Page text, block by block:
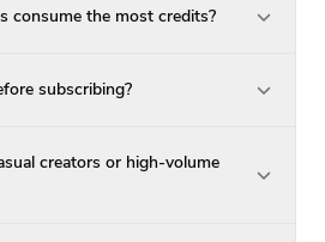
consume the most credits?
subscribing?
creators or high-volume